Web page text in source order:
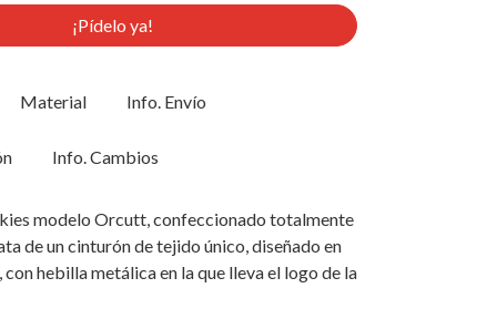
¡Pídelo ya!
Material Info. Envío
Info. Cambios
modelo Orcutt, confeccionado totalmente
de un cinturón de tejido único, diseñado en
hebilla metálica en la que lleva el logo de la